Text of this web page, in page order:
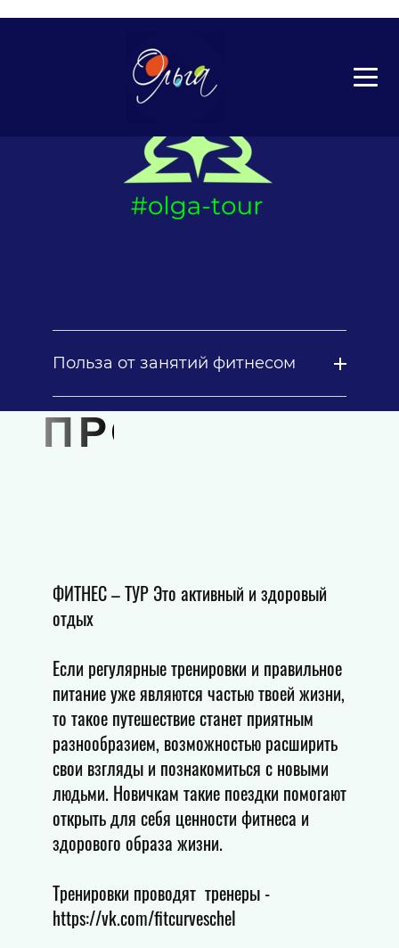
Фитнес тур
Польза от занятий фитнесом
ПРОГРАММА
ФИТНЕС – ТУР Это активный и здоровый
отдых
Если регулярные тренировки и правильное
питание уже являются частью твоей жизни,
то такое путешествие станет приятным
разнообразием, возможностью расширить
свои взгляды и познакомиться с новыми
людьми. Новичкам такие поездки помогают
открыть для себя ценности фитнеса и
здорового образа жизни.
Тренировки проводят тренеры -
https://vk.com/fitcurveschel